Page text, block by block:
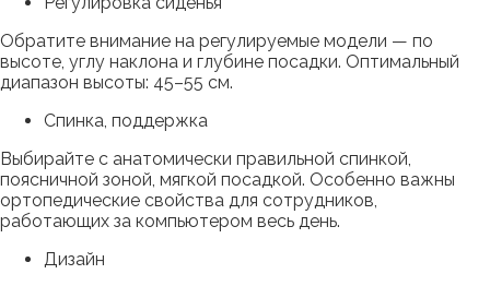
Обратите внимание на регулируемые модели — по
высоте, углу наклона и глубине посадки. Оптимальный
диапазон высоты: 45–55 см.
Спинка, поддержка
Выбирайте с анатомически правильной спинкой,
поясничной зоной, мягкой посадкой. Особенно важны
ортопедические свойства для сотрудников,
работающих за компьютером весь день.
Дизайн